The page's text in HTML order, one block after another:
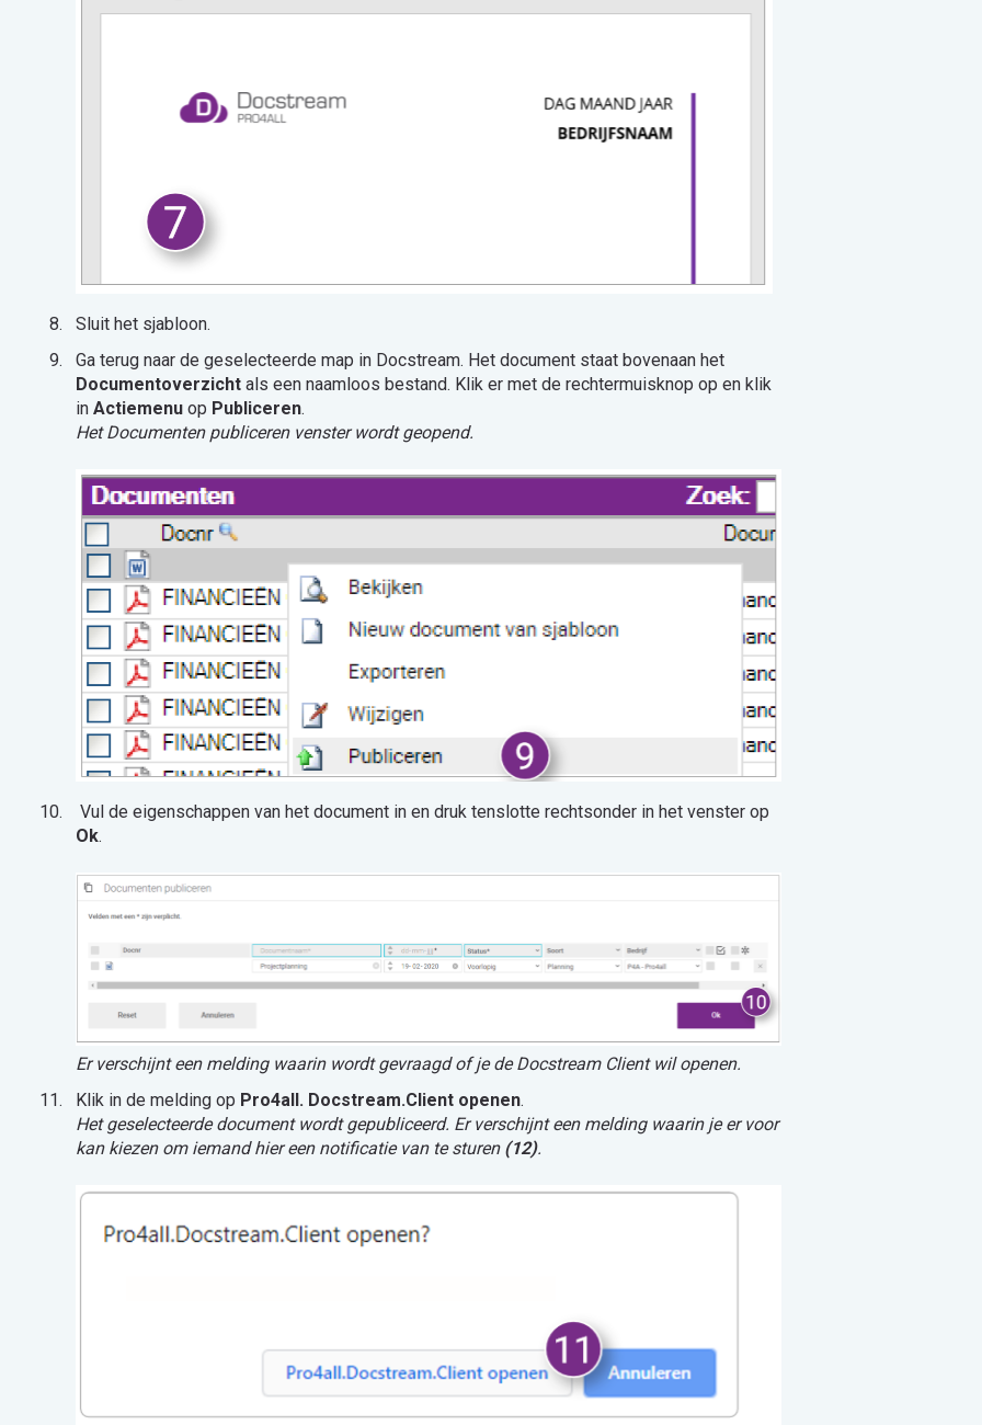
Sluit het sjabloon.
Ga terug naar de geselecteerde map in Docstream. Het document staat bovenaan het
Documentoverzicht als een naamloos bestand. Klik er met de rechtermuisknop op en klik
in Actiemenu op Publiceren.
Het Documenten publiceren venster wordt geopend.
Vul de eigenschappen van het document in en druk tenslotte rechtsonder in het venster op
Ok.
Er verschijnt een melding waarin wordt gevraagd of je de Docstream Client wil openen.
Klik in de melding op Pro4all. Docstream.Client openen.
Het geselecteerde document wordt gepubliceerd. Er verschijnt een melding waarin je er voor
kan kiezen om iemand hier een notificatie van te sturen (12).